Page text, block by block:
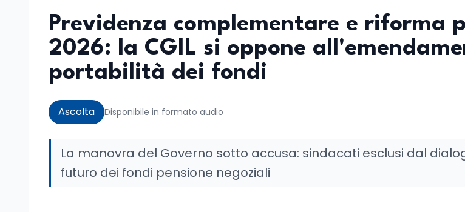
Previdenza complementare e riforma
2026: la CGIL si oppone
portabilità dei fondi
Ascolta Disponibile in formato audio
La manovra del Governo sotto accusa: sindacati esclusi dal
futuro dei fondi pensione negoziali